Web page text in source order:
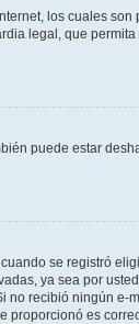
los cuales son
legal, que
puede estar
se registró
ya sea por
no recibió ningún e-
proporcionó es